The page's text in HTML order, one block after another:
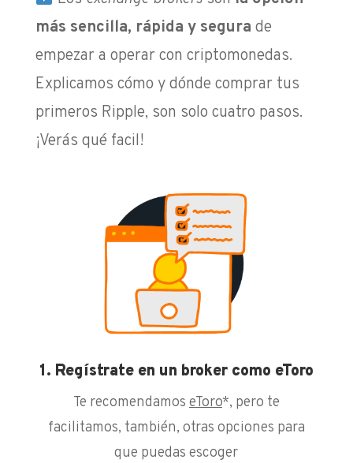
más sencilla, rápida y segura de
empezar a operar con criptomonedas.
Explicamos cómo y dónde comprar tus
primeros Ripple, son solo cuatro pasos.
¡Verás qué facil!
1. Regístrate en un broker como eToro
Te recomendamos eToro*, pero te
facilitamos, también, otras opciones para
que puedas escoger